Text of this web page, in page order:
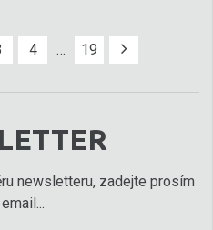
4 … 19
newsletteru, zadejte prosím